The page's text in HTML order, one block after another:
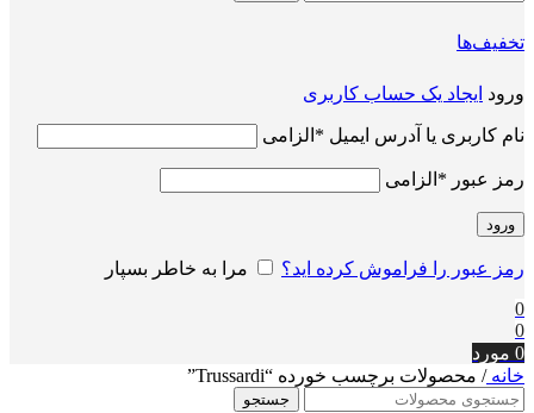
تخفیف‌ها
ورود ایجاد یک حساب کاربری
نام کاربری یا آدرس ایمیل * الزامی
رمز عبور * الزامی
ورود
رمز عبور را فراموش کرده اید؟
مرا به خاطر بسپار
0
0
0 مورد
خانه/ محصولات برچسب خورده “Trussardi”
جستجو